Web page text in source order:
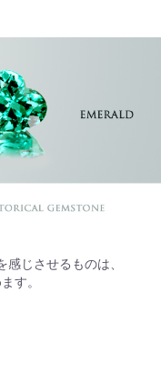
じさせるものは、
す。